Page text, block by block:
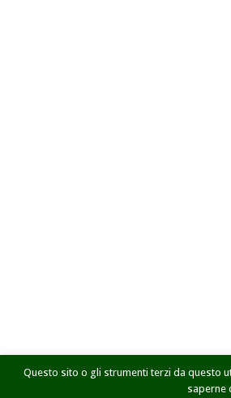
Questo sito o gli strumenti terzi da questo
saperne